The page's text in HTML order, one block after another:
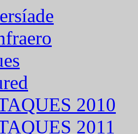
2010
2011